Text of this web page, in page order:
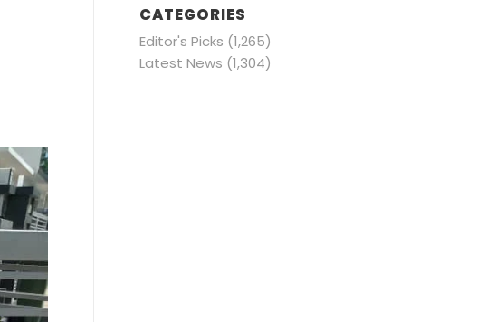
CATEGORIES
Editor's Picks (1,265)
Latest News (1,304)